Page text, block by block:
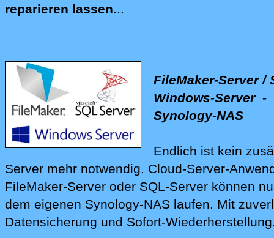
reparieren lassen...
Wir reparieren auch Ihre Computer-
FileMaker-Server /
Windows-Server -
Synology-NAS
Endlich ist kein
Server mehr notwendig. Cloud-Ser‍ver-
FileMaker-Server oder SQL-Server können
dem eigenen Synology-NAS laufen. Mit
Da‍tensicherung und Sofort-